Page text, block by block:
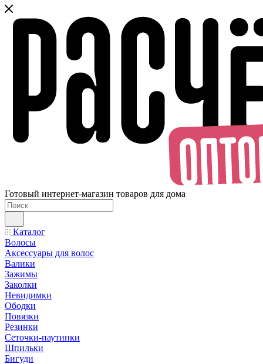
Готовый интернет-магазин товаров для дома
Каталог
Волосы
Аксессуары для волос
Валики
Зажимы
Заколки
Невидимки
Ободки
Повязки
Резинки
Сеточки-паутинки
Шпильки
Бигуди